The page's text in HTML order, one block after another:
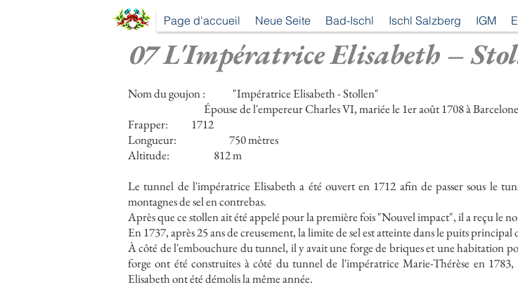
Page d'accueil Neue Seite Bad-Ischl Ischl Salzberg IGM
07 L'Impératrice Elisabeth –
Nom du goujon :
"Impératrice Elisabeth - Stollen"
Épouse de l'empereur Charles VI, mariée le 1er août 1708 à Barcelone
Frapper:
1712
Longueur:
750 mètres
Altitude:
812 m
Le tunnel de l'impératrice Elisabeth a été ouvert en 1712 afin de passer sous le
montagnes de sel en contrebas.
Après que ce stollen ait été appelé pour la première fois "Nouvel impact", il a reçu le
En 1737, après 25 ans de creusement, la limite de sel est atteinte dans le puits
À côté de l'embouchure du tunnel, il y avait une forge de briques et une habitation
forge ont été construites à côté du tunnel de l'impératrice Marie-Thérèse en
Elisabeth ont été démolis la même année.